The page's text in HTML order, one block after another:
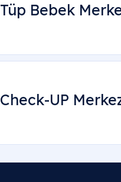
Tüp Bebek
Check-UP